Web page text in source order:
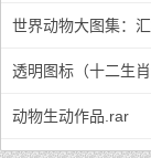
世界动物大图集：
透明图标（十二生
动物生动作品.rar